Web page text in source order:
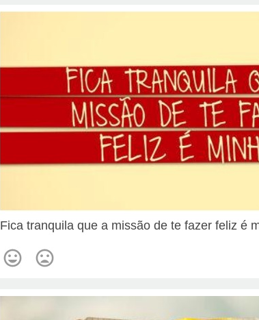
Fica tranquila que a missão de te fazer feliz é